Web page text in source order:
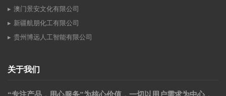
澳门景安文化有限公司
新疆航朋化工有限公司
贵州博远人工智能有限公司
关于我们